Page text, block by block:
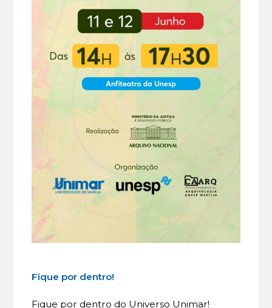
Fique por dentro!
Fique por dentro do Universo Unimar!